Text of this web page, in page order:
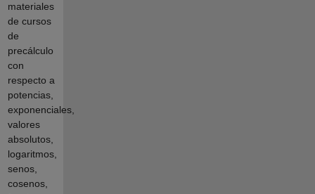
materiales
de cursos
de
precálculo
con
respecto a
potencias,
exponenciales,
valores
absolutos,
logaritmos,
senos,
cosenos,